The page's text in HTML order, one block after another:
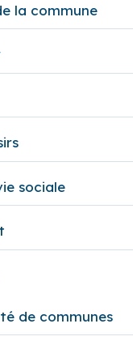
la commune
sociale
de communes